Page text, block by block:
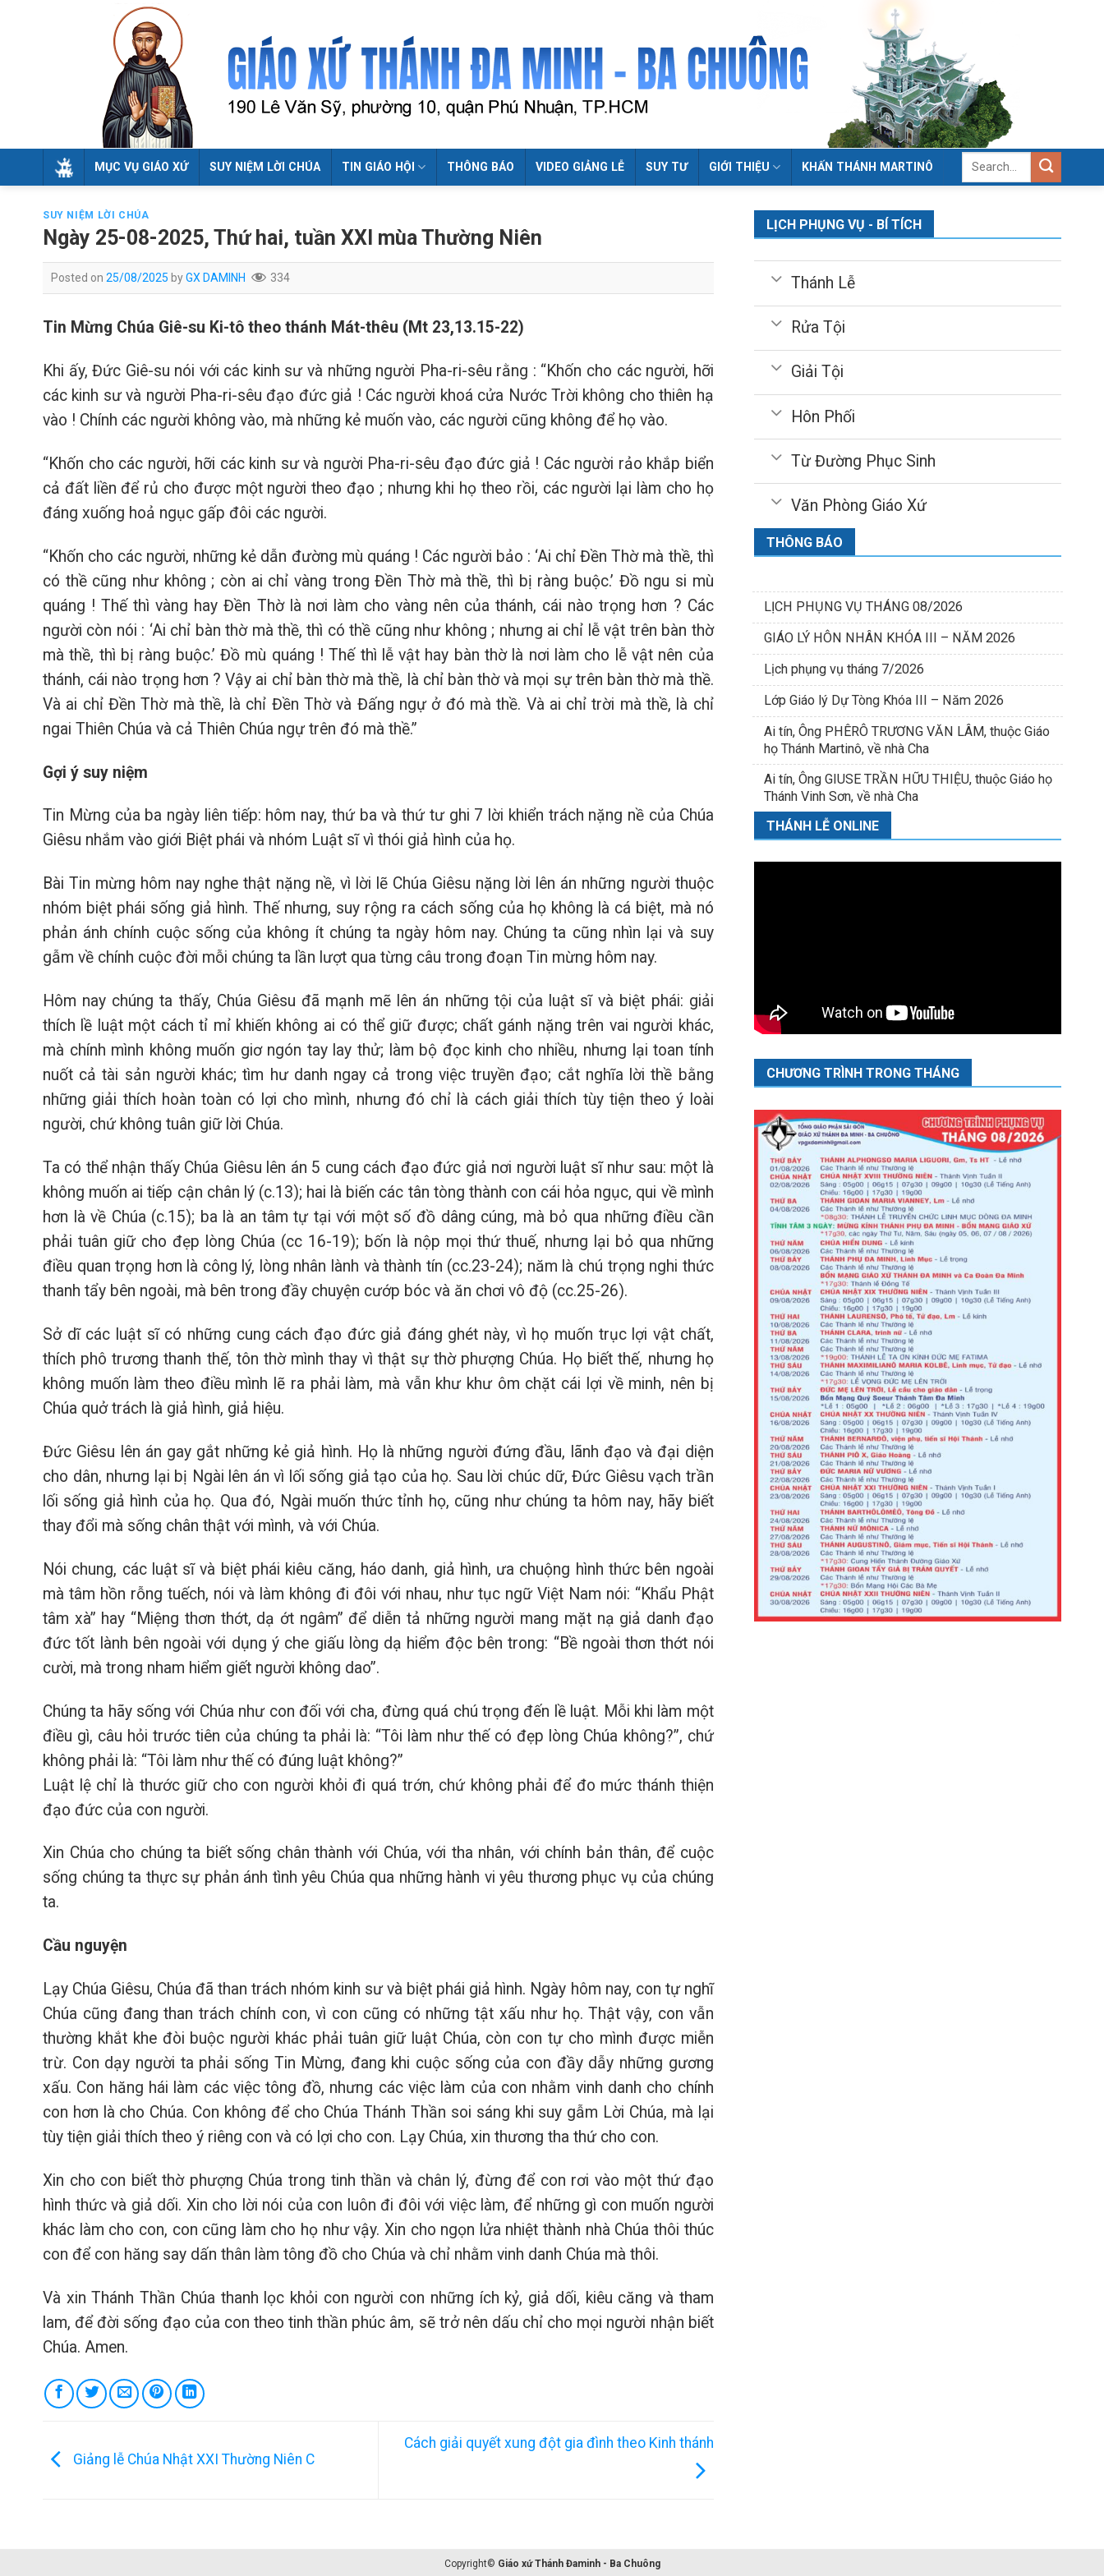
MỤC VỤ GIÁO XỨ SUY NIỆM LỜI CHÚA TIN GIÁO HỘI THÔNG BÁO VIDEO GIẢNG LỄ SUY TƯ GIỚI THIỆU KHẤN THÁNH MARTINÔ
SUY NIỆM LỜI CHÚA
Ngày 25-08-2025, Thứ hai, tuần XXI mùa Thường Niên
Posted on 25/08/2025 byGX DAMINH 334
Tin Mừng Chúa Giê-su Ki-tô theo thánh Mát-thêu (Mt 23,13.15-22)
Khi ấy, Đức Giê-su nói với các kinh sư và những người Pha-ri-sêu rằng : “Khốn cho các người, hỡi
các kinh sư và người Pha-ri-sêu đạo đức giả ! Các người khoá cửa Nước Trời không cho thiên hạ
vào ! Chính các người không vào, mà những kẻ muốn vào, các người cũng không để họ vào.
“Khốn cho các người, hỡi các kinh sư và người Pha-ri-sêu đạo đức giả ! Các người rảo khắp biển
cả đất liền để rủ cho được một người theo đạo ; nhưng khi họ theo rồi, các người lại làm cho họ
đáng xuống hoả ngục gấp đôi các người.
“Khốn cho các người, những kẻ dẫn đường mù quáng ! Các người bảo : ‘Ai chỉ Đền Thờ mà thề, thì
có thề cũng như không ; còn ai chỉ vàng trong Đền Thờ mà thề, thì bị ràng buộc.’ Đồ ngu si mù
quáng ! Thế thì vàng hay Đền Thờ là nơi làm cho vàng nên của thánh, cái nào trọng hơn ? Các
người còn nói : ‘Ai chỉ bàn thờ mà thề, thì có thề cũng như không ; nhưng ai chỉ lễ vật trên bàn thờ
mà thề, thì bị ràng buộc.’ Đồ mù quáng ! Thế thì lễ vật hay bàn thờ là nơi làm cho lễ vật nên của
thánh, cái nào trọng hơn ? Vậy ai chỉ bàn thờ mà thề, là chỉ bàn thờ và mọi sự trên bàn thờ mà thề.
Và ai chỉ Đền Thờ mà thề, là chỉ Đền Thờ và Đấng ngự ở đó mà thề. Và ai chỉ trời mà thề, là chỉ
ngai Thiên Chúa và cả Thiên Chúa ngự trên đó mà thề.”
Gợi ý suy niệm
Tin Mừng của ba ngày liên tiếp: hôm nay, thứ ba và thứ tư ghi 7 lời khiển trách nặng nề của Chúa
Giêsu nhắm vào giới Biệt phái và nhóm Luật sĩ vì thói giả hình của họ.
Bài Tin mừng hôm nay nghe thật nặng nề, vì lời lẽ Chúa Giêsu nặng lời lên án những người thuộc
nhóm biệt phái sống giả hình. Thế nhưng, suy rộng ra cách sống của họ không là cá biệt, mà nó
phản ánh chính cuộc sống của không ít chúng ta ngày hôm nay. Chúng ta cũng nhìn lại và suy
gẫm về chính cuộc đời mỗi chúng ta lần lượt qua từng câu trong đoạn Tin mừng hôm nay.
Hôm nay chúng ta thấy, Chúa Giêsu đã mạnh mẽ lên án những tội của luật sĩ và biệt phái: giải
thích lề luật một cách tỉ mỉ khiến không ai có thể giữ được; chất gánh nặng trên vai người khác,
mà chính mình không muốn giơ ngón tay lay thử; làm bộ đọc kinh cho nhiều, nhưng lại toan tính
nuốt cả tài sản người khác; tìm hư danh ngay cả trong việc truyền đạo; cắt nghĩa lời thề bằng
những giải thích hoàn toàn có lợi cho mình, nhưng đó chỉ là cách giải thích tùy tiện theo ý loài
người, chứ không tuân giữ lời Chúa.
Ta có thể nhận thấy Chúa Giêsu lên án 5 cung cách đạo đức giả nơi người luật sĩ như sau: một là
không muốn ai tiếp cận chân lý (c.13); hai là biến các tân tòng thành con cái hỏa ngục, qui về mình
hơn là về Chúa (c.15); ba là an tâm tự tại với một số đồ dâng cúng, mà bỏ qua những điều cần
phải tuân giữ cho đẹp lòng Chúa (cc 16-19); bốn là nộp mọi thứ thuế, nhưng lại bỏ qua những
điều quan trọng hơn là công lý, lòng nhân lành và thành tín (cc.23-24); năm là chú trọng nghi thức
thanh tẩy bên ngoài, mà bên trong đầy chuyện cướp bóc và ăn chơi vô độ (cc.25-26).
Sở dĩ các luật sĩ có những cung cách đạo đức giả đáng ghét này, vì họ muốn trục lợi vật chất,
thích phô trương thanh thế, tôn thờ mình thay vì thật sự thờ phượng Chúa. Họ biết thế, nhưng họ
không muốn làm theo điều mình lẽ ra phải làm, mà vẫn khư khư ôm chặt cái lợi về minh, nên bị
Chúa quở trách là giả hình, giả hiệu.
Đức Giêsu lên án gay gắt những kẻ giả hình. Họ là những người đứng đầu, lãnh đạo và đại diện
cho dân, nhưng lại bị Ngài lên án vì lối sống giả tạo của họ. Sau lời chúc dữ, Đức Giêsu vạch trần
lối sống giả hình của họ. Qua đó, Ngài muốn thức tỉnh họ, cũng như chúng ta hôm nay, hãy biết
thay đổi mà sống chân thật với mình, và với Chúa.
Nói chung, các luật sĩ và biệt phái kiêu căng, háo danh, giả hình, ưa chuộng hình thức bên ngoài
mà tâm hồn rỗng tuếch, nói và làm không đi đôi với nhau, như tục ngữ Việt Nam nói: “Khẩu Phật
tâm xà” hay “Miệng thơn thớt, dạ ớt ngâm” để diễn tả những người mang mặt nạ giả danh đạo
đức tốt lành bên ngoài với dụng ý che giấu lòng dạ hiểm độc bên trong: “Bề ngoài thơn thớt nói
cười, mà trong nham hiểm giết người không dao”.
Chúng ta hãy sống với Chúa như con đối với cha, đừng quá chú trọng đến lề luật. Mỗi khi làm một
điều gì, câu hỏi trước tiên của chúng ta phải là: “Tôi làm như thế có đẹp lòng Chúa không?”, chứ
không phải là: “Tôi làm như thế có đúng luật không?”
Luật lệ chỉ là thước giữ cho con người khỏi đi quá trớn, chứ không phải để đo mức thánh thiện
đạo đức của con người.
Xin Chúa cho chúng ta biết sống chân thành với Chúa, với tha nhân, với chính bản thân, để cuộc
sống chúng ta thực sự phản ánh tình yêu Chúa qua những hành vi yêu thương phục vụ của chúng
ta.
Cầu nguyện
Lạy Chúa Giêsu, Chúa đã than trách nhóm kinh sư và biệt phái giả hình. Ngày hôm nay, con tự nghĩ
Chúa cũng đang than trách chính con, vì con cũng có những tật xấu như họ. Thật vậy, con vẫn
thường khắt khe đòi buộc người khác phải tuân giữ luật Chúa, còn con tự cho mình được miễn
trừ. Con dạy người ta phải sống Tin Mừng, đang khi cuộc sống của con đầy dẫy những gương
xấu. Con hăng hái làm các việc tông đồ, nhưng các việc làm của con nhằm vinh danh cho chính
con hơn là cho Chúa. Con không để cho Chúa Thánh Thần soi sáng khi suy gẫm Lời Chúa, mà lại
tùy tiện giải thích theo ý riêng con và có lợi cho con. Lạy Chúa, xin thương tha thứ cho con.
Xin cho con biết thờ phượng Chúa trong tinh thần và chân lý, đừng để con rơi vào một thứ đạo
hình thức và giả dối. Xin cho lời nói của con luôn đi đôi với việc làm, để những gì con muốn người
khác làm cho con, con cũng làm cho họ như vậy. Xin cho ngọn lửa nhiệt thành nhà Chúa thôi thúc
con để con hăng say dấn thân làm tông đồ cho Chúa và chỉ nhằm vinh danh Chúa mà thôi.
Và xin Thánh Thần Chúa thanh lọc khỏi con người con những ích kỷ, giả dối, kiêu căng và tham
lam, để đời sống đạo của con theo tinh thần phúc âm, sẽ trở nên dấu chỉ cho mọi người nhận biết
Chúa. Amen.
Giảng lễ Chúa Nhật XXI Thường Niên C
Cách giải quyết xung đột gia đình theo Kinh thánh
LỊCH PHỤNG VỤ - BÍ TÍCH
Thánh Lễ
Rửa Tội
Giải Tội
Hôn Phối
Từ Đường Phục Sinh
Văn Phòng Giáo Xứ
THÔNG BÁO
LỊCH PHỤNG VỤ THÁNG 08/2026
GIÁO LÝ HÔN NHÂN KHÓA III – NĂM 2026
Lịch phụng vụ tháng 7/2026
Lớp Giáo lý Dự Tòng Khóa III – Năm 2026
Ai tín, Ông PHÊRÔ TRƯƠNG VĂN LÂM, thuộc Giáo
họ Thánh Martinô, về nhà Cha
Ai tín, Ông GIUSE TRẦN HỮU THIỆU, thuộc Giáo họ
Thánh Vinh Sơn, về nhà Cha
THÁNH LỄ ONLINE
CHƯƠNG TRÌNH TRONG THÁNG
Copyright© Giáo xứ Thánh Đaminh - Ba Chuông